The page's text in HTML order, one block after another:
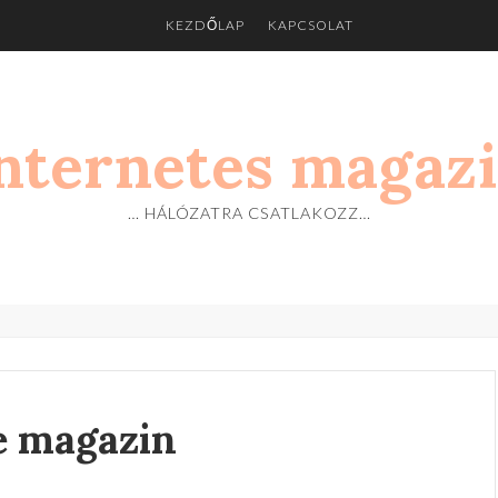
KEZDŐLAP KAPCSOLAT
… HÁLÓZATRA CSATLAKOZZ…